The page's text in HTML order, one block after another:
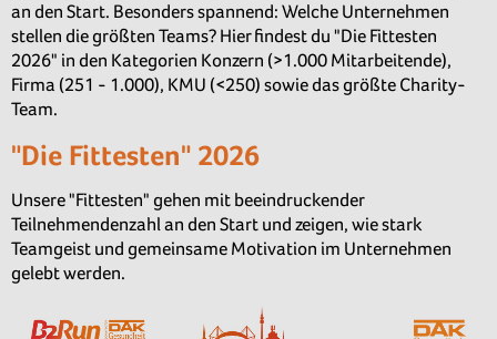
an den Start. Besonders spannend: Welche Unternehmen
stellen die größten Teams? Hier findest du "Die Fittesten
2026" in den Kategorien Konzern (>1.000 Mitarbeitende),
Firma (251 - 1.000), KMU (<250) sowie das größte Charity-
Team.
"Die Fittesten" 2026
Unsere "Fittesten" gehen mit beeindruckender
Teilnehmendenzahl an den Start und zeigen, wie stark
Teamgeist und gemeinsame Motivation im Unternehmen
gelebt werden.